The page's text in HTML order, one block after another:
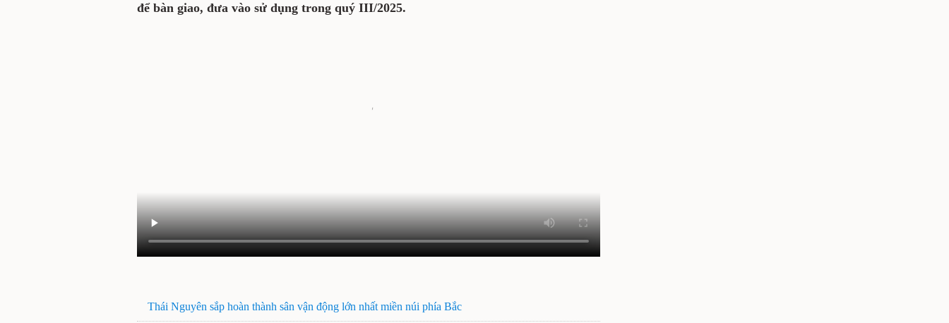
để bàn giao, đưa vào sử dụng trong quý III/2025.
Thái Nguyên sắp hoàn thành sân vận động lớn nhất miền núi phía Bắc